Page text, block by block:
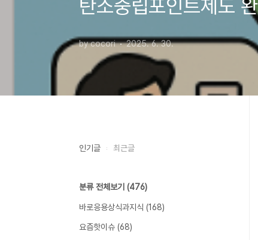
탄소중립포인트제도
by cocori 2025. 6. 30.
인기글 최근글
분류 전체보기 (476)
바로응용상식과지식 (168)
요즘핫이슈 (68)